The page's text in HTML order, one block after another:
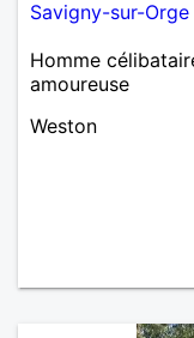
Savigny-sur-Orge
Homme
amoureuse
Weston